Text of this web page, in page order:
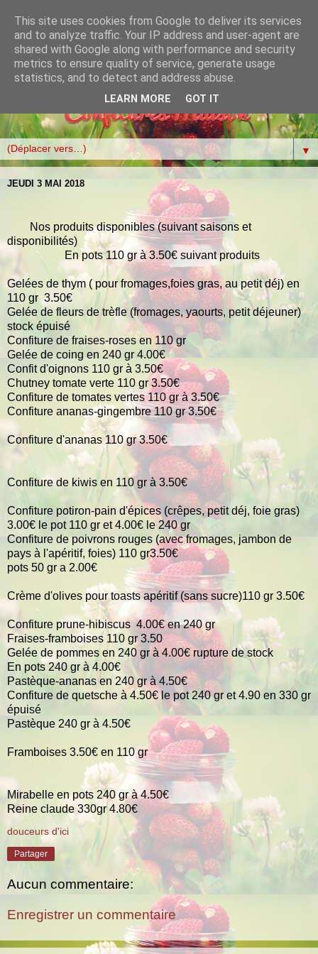
▼
JEUDI 3 MAI 2018
Nos produits disponibles (suivant saisons et
disponibilités)
En pots 110 gr à 3.50€ suivant produits
Gelées de thym ( pour fromages,foies gras, au petit déj) en
110 gr 3.50€
Gelée de fleurs de trèfle (fromages, yaourts, petit déjeuner)
stock épuisé
Confiture de fraises-roses en 110 gr
Gelée de coing en 240 gr 4.00€
Confit d'oignons 110 gr à 3.50€
Chutney tomate verte 110 gr 3.50€
Confiture de tomates vertes 110 gr à 3.50€
Confiture ananas-gingembre 110 gr 3.50€
Confiture d'ananas 110 gr 3.50€
Confiture de kiwis en 110 gr à 3.50€
Confiture potiron-pain d'épices (crêpes, petit déj, foie gras)
3.00€ le pot 110 gr et 4.00€ le 240 gr
Confiture de poivrons rouges (avec fromages, jambon de
pays à l'apéritif, foies) 110 gr3.50€
pots 50 gr a 2.00€
Crème d'olives pour toasts apéritif (sans sucre)110 gr 3.50€
Confiture prune-hibiscus 4.00€ en 240 gr
Fraises-framboises 110 gr 3.50
Gelée de pommes en 240 gr à 4.00€ rupture de stock
En pots 240 gr à 4.00€
Pastèque-ananas en 240 gr à 4.50€
Confiture de quetsche à 4.50€ le pot 240 gr et 4.90 en 330 gr
épuisé
Pastèque 240 gr à 4.50€
Framboises 3.50€ en 110 gr
Mirabelle en pots 240 gr à 4.50€
Reine claude 330gr 4.80€
douceurs d'ici
Partager
Aucun commentaire:
Enregistrer un commentaire
This site uses cookies from Google to deliver its services
and to analyze traffic. Your IP address and user-agent are
shared with Google along with performance and security
metrics to ensure quality of service, generate usage
statistics, and to detect and address abuse.
LEARN MORE GOT IT